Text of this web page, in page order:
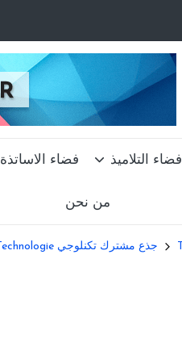
فضاء التلاميذ فضاء الاساتذة
من نحن
جذع مشترك تكنلوجي Tronc Commun Technologie